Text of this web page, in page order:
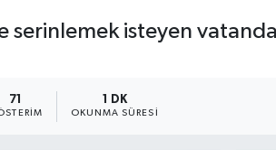
serinlemek isteyen
71 1 DK
OKUNMA SÜRESI